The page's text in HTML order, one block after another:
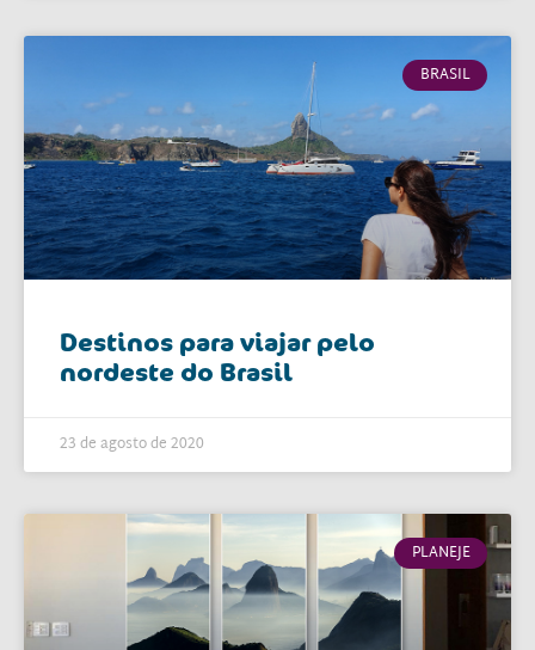
BRASIL
Destinos para viajar pelo
nordeste do Brasil
23 de agosto de 2020
PLANEJE